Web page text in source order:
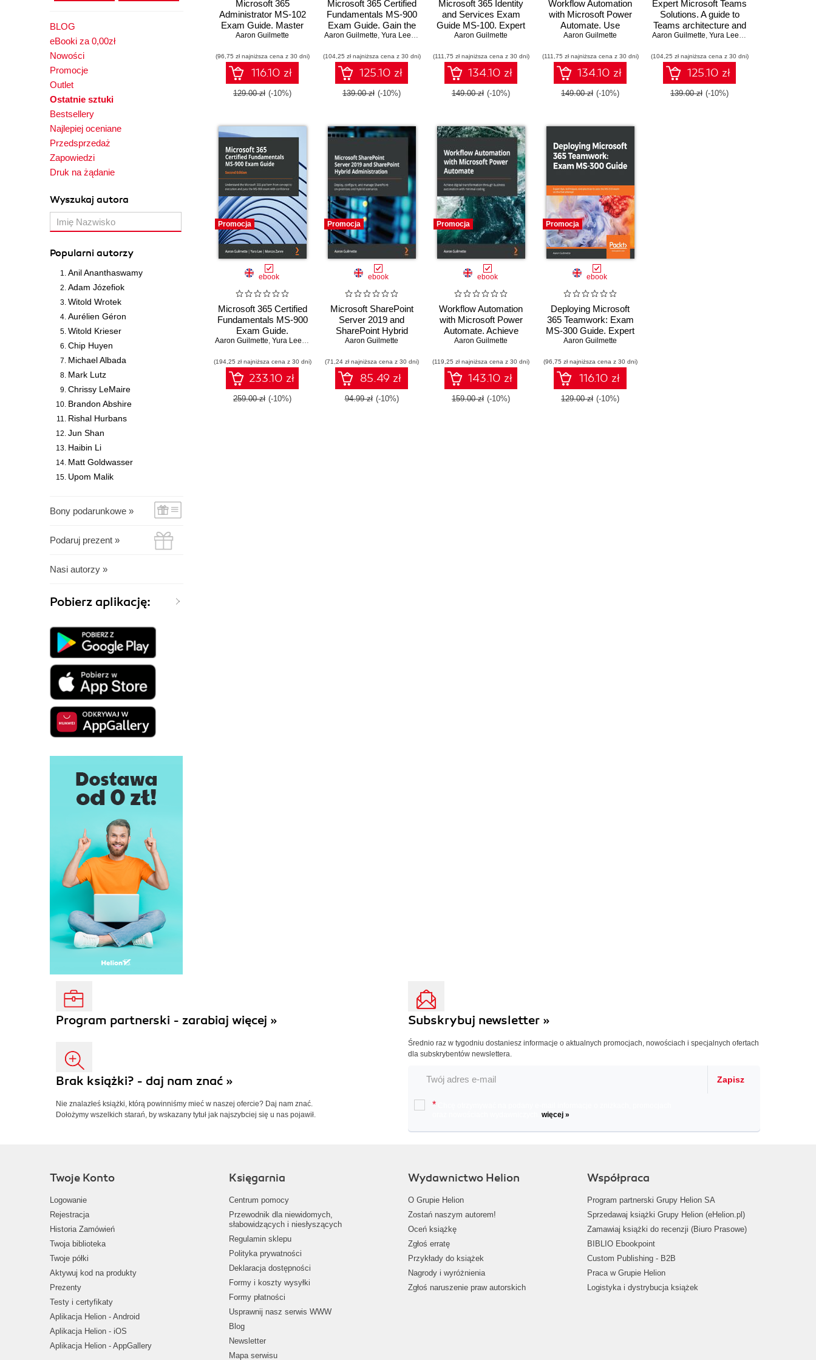
BLOG
eBooki za 0,00zł
Nowości
Promocje
Outlet
Ostatnie sztuki
Bestsellery
Najlepiej oceniane
Przedsprzedaż
Zapowiedzi
Druk na żądanie
Wyszukaj autora
Popularni autorzy
Anil Ananthaswamy
Adam Józefiok
Witold Wrotek
Aurélien Géron
Witold Krieser
Chip Huyen
Michael Albada
Mark Lutz
Chrissy LeMaire
Brandon Abshire
Rishal Hurbans
Jun Shan
Haibin Li
Matt Goldwasser
Upom Malik
Bony podarunkowe »
Podaruj prezent »
Nasi autorzy »
Pobierz aplikację:
Microsoft 365
Administrator MS-102
Exam Guide. Master
the Microsoft 365
Platform and
confidently pass the
MS-102 exam
Aaron Guilmette
(96,75 zł najniższa cena z 30 dni)
116.10 zł
129.00 zł (-10%)
Microsoft 365 Certified
Fundamentals MS-900
Exam Guide. Gain the
knowledge and
needed to pass the MS-
900 exam on your first
attempt - Third Edition
Aaron Guilmette, Yura Lee,Marcos Zanre
(104,25 zł najniższa cena z 30 dni)
125.10 zł
139.00 zł (-10%)
Microsoft 365 Identity
and Services Exam
Guide MS-100. Expert
tips and techniques to
on the first attempt
Aaron Guilmette
(111,75 zł najniższa cena z 30 dni)
134.10 zł
149.00 zł (-10%)
Workflow Automation
with Microsoft Power
Automate. Use
business process
digital transformation
with minimal code -
Second Edition
Aaron Guilmette
(111,75 zł najniższa cena z 30 dni)
134.10 zł
149.00 zł (-10%)
Expert Microsoft Teams
Solutions. A guide to
Teams architecture and
integration for advanced
administrators
Aaron Guilmette, Yura Lee,Grant Oliasani
(104,25 zł najniższa cena z 30 dni)
125.10 zł
139.00 zł (-10%)
Promocja
ebook
Microsoft 365 Certified
Fundamentals MS-900
Exam Guide.
Understand the
from concept to
execution and pass the
MS-900 exam with
confidence - Second
Aaron Guilmette, Yura Lee,Marcos Zanre
(194,25 zł najniższa cena z 30 dni)
233.10 zł
259.00 zł (-10%)
Promocja
ebook
Microsoft SharePoint
Server 2019 and
SharePoint Hybrid
Administration. Deploy,
SharePoint on-
premises and hybrid
scenarios
Aaron Guilmette
(71,24 zł najniższa cena z 30 dni)
85.49 zł
94.99 zł (-10%)
Promocja
ebook
Workflow Automation
with Microsoft Power
Automate. Achieve
digital transformation
automation with
minimal coding
Aaron Guilmette
(119,25 zł najniższa cena z 30 dni)
143.10 zł
159.00 zł (-10%)
Promocja
ebook
Deploying Microsoft
365 Teamwork: Exam
MS-300 Guide. Expert
tips, techniques, and
MS-300 exam on the
first attempt
Aaron Guilmette
(96,75 zł najniższa cena z 30 dni)
116.10 zł
129.00 zł (-10%)
Program partnerski - zarabiaj więcej »
Brak książki? - daj nam znać »
Nie znalazłeś książki, którą powinniśmy mieć w naszej ofercie? Daj nam znać.
Dołożymy wszelkich starań, by wskazany tytuł jak najszybciej się u nas pojawił.
Subskrybuj newsletter »
Średnio raz w tygodniu dostaniesz informacje o aktualnych promocjach, nowościach i specjalnych ofertach
dla subskrybentów newslettera.
Zapisz
*
więcej »
Twoje Konto
Logowanie
Rejestracja
Historia Zamówień
Twoja biblioteka
Twoje półki
Aktywuj kod na produkty
Prezenty
Testy i certyfikaty
Aplikacja Helion - Android
Aplikacja Helion - iOS
Aplikacja Helion - AppGallery
Księgarnia
Centrum pomocy
Przewodnik dla niewidomych,
słabowidzących i niesłyszących
Regulamin sklepu
Polityka prywatności
Deklaracja dostępności
Formy i koszty wysyłki
Formy płatności
Usprawnij nasz serwis WWW
Blog
Newsletter
Mapa serwisu
Wydawnictwo Helion
O Grupie Helion
Zostań naszym autorem!
Oceń książkę
Zgłoś erratę
Przykłady do książek
Nagrody i wyróżnienia
Zgłoś naruszenie praw autorskich
Współpraca
Program partnerski Grupy Helion SA
Sprzedawaj książki Grupy Helion (eHelion.pl)
Zamawiaj książki do recenzji (Biuro Prasowe)
BIBLIO Ebookpoint
Custom Publishing - B2B
Praca w Grupie Helion
Logistyka i dystrybucja książek